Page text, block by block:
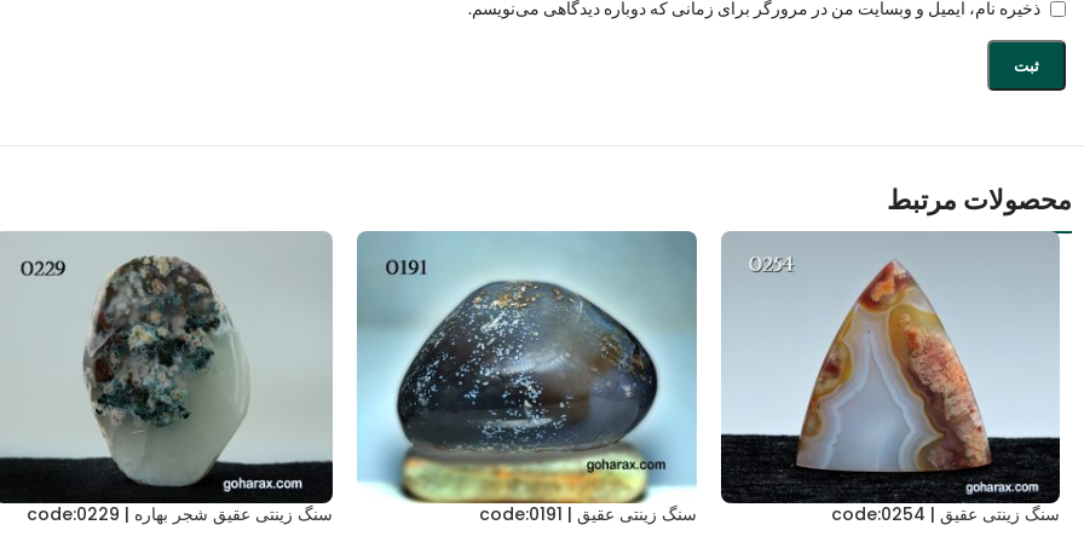
ذخیره نام، ایمیل و وبسایت من در مرورگر برای زمانی که دوباره دیدگاهی می‌نویسم.
محصولات مرتبط
سنگ زینتی عقیق | code:0254 سنگ زینتی عقیق | code:0191 سنگ زینتی عقیق شجر بهاره | code:0229